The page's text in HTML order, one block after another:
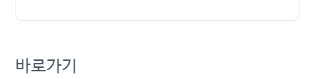
바로가기